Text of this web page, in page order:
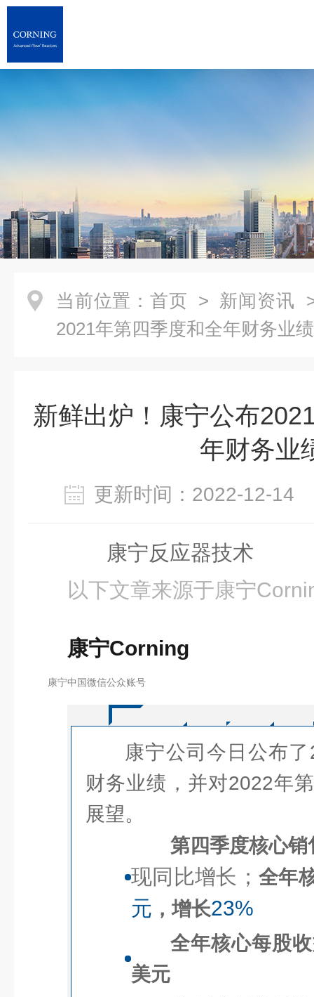
当前位置： 首页 > 新闻资讯
2021年第四季度和全年财务业绩
新鲜出炉！康宁公布
年财务业
更新时间：2022-12-
康宁反应器技术
以下文章来源于康宁
康宁Corning
康宁中国微信公众账号
康宁公司今日公布
财务业绩，并对2022年
展望。
第四季度核心销
现同比增长； 全年
元 ，增长23%
全年核心每股
美元